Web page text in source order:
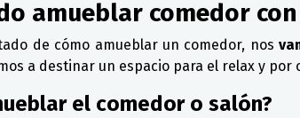
amueblar comedor
de cómo amueblar un comedor, nos
a destinar un espacio para el relax y
el comedor o salón?